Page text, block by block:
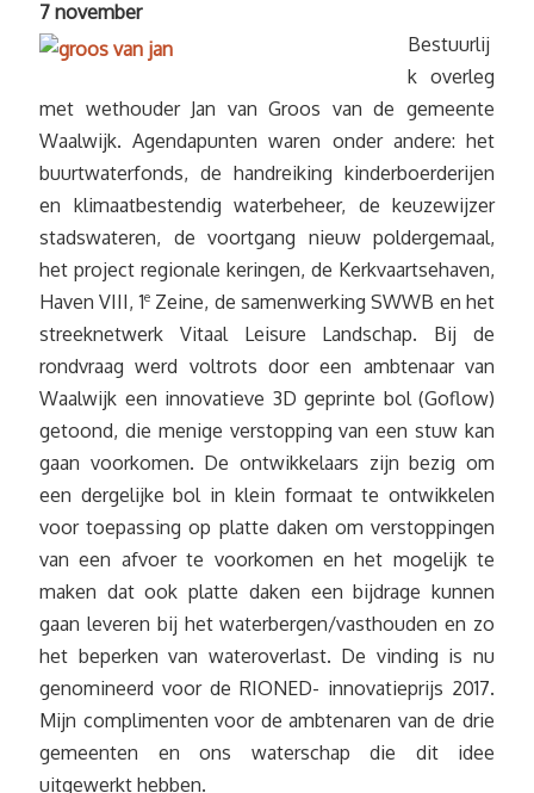
7 november
Bestuurlij
k overleg
met wethouder Jan van Groos van de gemeente
Waalwijk. Agendapunten waren onder andere: het
buurtwaterfonds, de handreiking kinderboerderijen
en klimaatbestendig waterbeheer, de keuzewijzer
stadswateren, de voortgang nieuw poldergemaal,
het project regionale keringen, de Kerkvaartsehaven,
Haven VIII, 1eZeine, de samenwerking SWWB en het
streeknetwerk Vitaal Leisure Landschap. Bij de
rondvraag werd voltrots door een ambtenaar van
Waalwijk een innovatieve 3D geprinte bol (Goflow)
getoond, die menige verstopping van een stuw kan
gaan voorkomen. De ontwikkelaars zijn bezig om
een dergelijke bol in klein formaat te ontwikkelen
voor toepassing op platte daken om verstoppingen
van een afvoer te voorkomen en het mogelijk te
maken dat ook platte daken een bijdrage kunnen
gaan leveren bij het waterbergen/vasthouden en zo
het beperken van wateroverlast. De vinding is nu
genomineerd voor de RIONED- innovatieprijs 2017.
Mijn complimenten voor de ambtenaren van de drie
gemeenten en ons waterschap die dit idee
uitgewerkt hebben.